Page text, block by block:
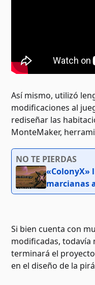
Así mismo, utilizó
modificaciones al
rediseñar las
MonteMaker,
NO TE PIERDAS
«ColonyX»
marcianas
Si bien cuenta con
modificadas, todavía
terminará el
en el diseño de la